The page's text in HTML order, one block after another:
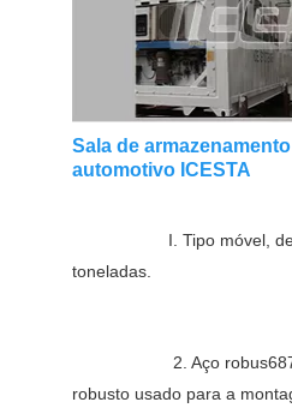
Sala de
automotivo ICESTA
I. Tipo móvel,
toneladas.
2. Aço
robusto usado para a